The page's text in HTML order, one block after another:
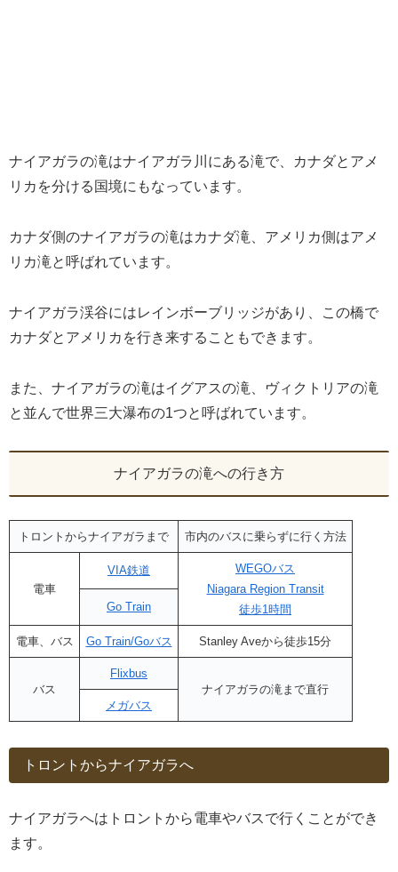
ナイアガラの滝はナイアガラ川にある滝で、カナダとアメ
リカを分ける国境にもなっています。
カナダ側のナイアガラの滝はカナダ滝、アメリカ側はアメ
リカ滝と呼ばれています。
ナイアガラ渓谷にはレインボーブリッジがあり、この橋で
カナダとアメリカを行き来することもできます。
また、ナイアガラの滝はイグアスの滝、ヴィクトリアの滝
と並んで世界三大瀑布の1つと呼ばれています。
ナイアガラの滝への行き方
トロントからナイアガラまで 市内のバスに乗らずに行く方法
電車
VIA鉄道
WEGOバス
Niagara Region Transit
徒歩1時間
Go Train
電車、バス Go Train/Goバス Stanley Aveから徒歩15分
バス
Flixbus
ナイアガラの滝まで直行
メガバス
トロントからナイアガラへ
ナイアガラへはトロントから電車やバスで行くことができ
ます。